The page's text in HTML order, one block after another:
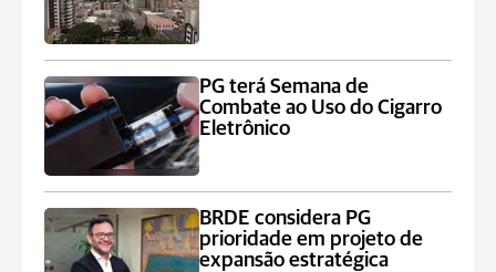
PG terá Semana de
Combate ao Uso do Cigarro
Eletrônico
BRDE considera PG
prioridade em projeto de
expansão estratégica